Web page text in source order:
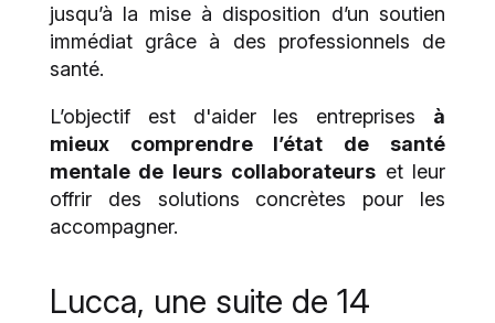
jusqu’à la mise à disposition d’un soutien
immédiat grâce à des professionnels de
santé.
L’objectif est d'aider les entreprises à
mieux comprendre l’état de santé
mentale de leurs collaborateurset leur
offrir des solutions concrètes pour les
accompagner.
Lucca, une suite de 14